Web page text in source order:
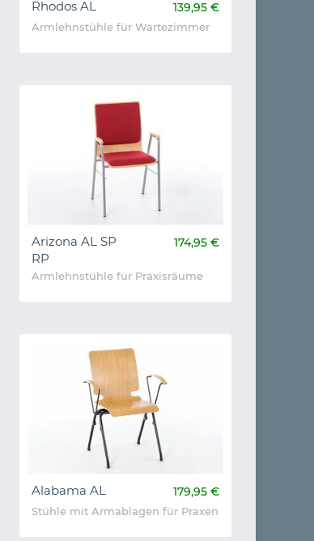
Rhodos AL 139,95 €
Armlehnstühle für Wartezimmer
Arizona AL SP
RP
174,95 €
Armlehnstühle für Praxisräume
Alabama AL 179,95 €
Stühle mit Armablagen für Praxen